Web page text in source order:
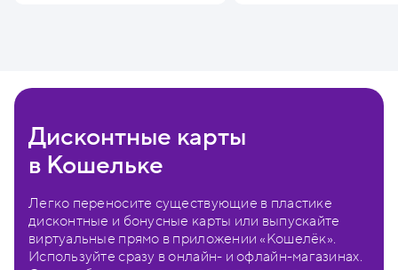
Дисконтные карты
в Кошельке
Легко переносите существующие в пластике
дисконтные и бонусные карты или выпускайте
виртуальные прямо в приложении «Кошелёк».
Используйте сразу в онлайн- и офлайн-магазинах.